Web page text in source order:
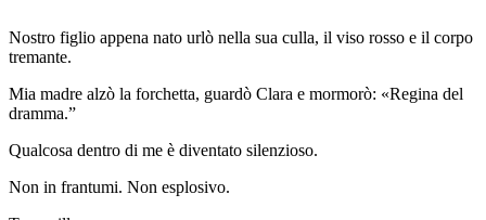
Nostro figlio appena nato urlò nella sua culla, il viso rosso e il corpo
tremante.
Mia madre alzò la forchetta, guardò Clara e mormorò: «Regina del
dramma.”
Qualcosa dentro di me è diventato silenzioso.
Non in frantumi. Non esplosivo.